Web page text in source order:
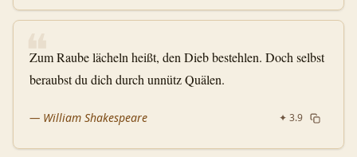
❝
Zum Raube lächeln heißt, den Dieb bestehlen. Doch selbst
beraubst du dich durch unnütz Quälen.
— William Shakespeare ✦ 3.9